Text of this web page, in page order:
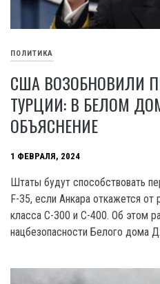
ПОЛИТИКА
США ВОЗОБНОВИЛИ
ТУРЦИИ: В БЕЛОМ
ОБЪЯСНЕНИЕ
1 ФЕВРАЛЯ, 2024
Штаты будут способствовать
F-35, если Анкара откажется от
класса C-300 и C-400. Об этом
нацбезопасности Белого дома